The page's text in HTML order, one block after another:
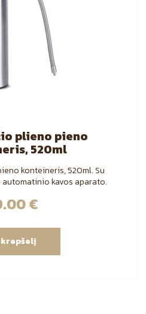
plieno pieno
520ml
konteineris, 520ml. Su
kavos aparato.
€